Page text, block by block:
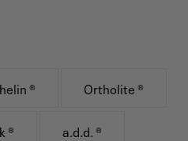
® Ortholite ®
® a.d.d. ®